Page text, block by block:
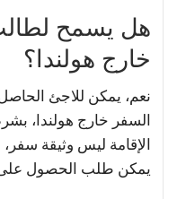
هل يسمح
خارج هولندا؟
نعم، يمكن للاجئ
السفر خارج هولندا،
الإقامة ليس وثيقة
يمكن طلب الحصول على